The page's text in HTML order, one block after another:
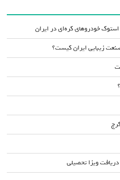
خودروهای کره‌ای در ایران
زیبایی ایران کیست؟
ویزا تحصیلی